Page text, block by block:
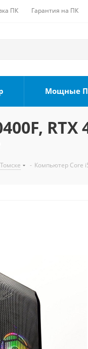
ПК Гарантия на ПК
Мощные
RTX
- Компьютер Core